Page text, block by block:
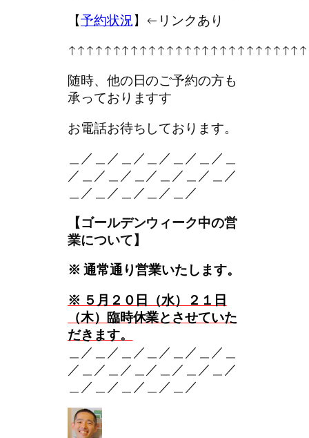
【予約状況】←リンクあり
随時、他の日のご予約の方も
承っておりますす
お電話お待ちしております。
＿／＿／＿／＿／＿／＿／＿
／＿／＿／＿／＿／＿／＿／
＿／＿／＿／＿／＿／
【ゴールデンウィーク中の営
業について】
※ 通常通り営業いたします。
※ ５月２０日（水）２１日
（木）臨時休業とさせていた
だきます。
＿／＿／＿／＿／＿／＿／＿
／＿／＿／＿／＿／＿／＿／
＿／＿／＿／＿／＿／